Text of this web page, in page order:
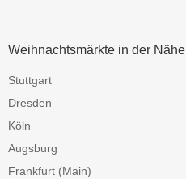
Weihnachtsmärkte in der Nähe
Stuttgart
Dresden
Köln
Augsburg
Frankfurt (Main)